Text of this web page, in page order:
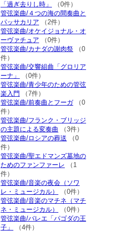
「過ぎ去りし時」
（0件）
管弦楽曲/４つの海の間奏曲と
パッサカリア （2件）
管弦楽曲/オケイジョナル・オ
ーヴァチュア （0件）
管弦楽曲/カナダの謝肉祭 （0
件）
管弦楽曲/交響組曲「グロリア
ーナ」
（0件）
管弦楽曲/青少年のための管弦
楽入門
（7件）
管弦楽曲/前奏曲とフーガ（0
件）
管弦楽曲/フランク・ブリッジ
の主題による変奏曲 （3件）
管弦楽曲/ロシアの葬送 （0
件）
管弦楽曲/聖エドマンズ墓地の
ためのファンファーレ （1
件）
管弦楽曲/音楽の夜会（ソワ
レ・ミュージカル）
（0件）
管弦楽曲/音楽のマチネ（マチ
ネ・ミュージカル）
（0件）
管弦楽曲/バレエ「パゴダの王
子」
（4件）